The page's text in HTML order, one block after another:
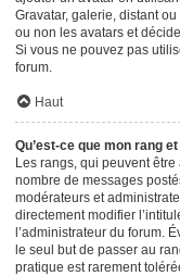
Gravatar, galerie, distant
ou non les avatars et
Si vous ne pouvez pas
forum.
Haut
Qu’est-ce que mon rang
Les rangs, qui peuvent
nombre de messages
modérateurs et
directement modifier
l’administrateur du forum.
le seul but de passer au
pratique est rarement